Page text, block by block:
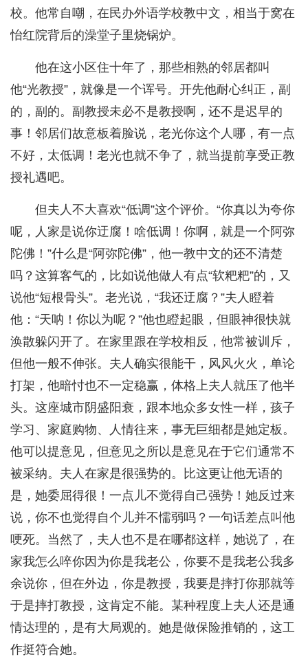
校。他常自嘲，在民办外语学校教中文，相当于窝在
怡红院背后的澡堂子里烧锅炉。
他在这小区住十年了，那些相熟的邻居都叫
他“光教授”，就像是一个诨号。开先他耐心纠正，副
的，副的。副教授未必不是教授啊，还不是迟早的
事！邻居们故意板着脸说，老光你这个人哪，有一点
不好，太低调！老光也就不争了，就当提前享受正教
授礼遇吧。
但夫人不大喜欢“低调”这个评价。“你真以为夸你
呢，人家是说你迂腐！啥低调！你啊，就是一个阿弥
陀佛！”什么是“阿弥陀佛”，他一教中文的还不清楚
吗？这算客气的，比如说他做人有点“软粑粑”的，又
说他“短根骨头”。老光说，“我还迂腐？”夫人瞪着
他：“天呐！你以为呢？”他也瞪起眼，但眼神很快就
涣散躲闪开了。在家里跟在学校相反，他常被训斥，
但他一般不伸张。夫人确实很能干，风风火火，单论
打架，他暗忖也不一定稳赢，体格上夫人就压了他半
头。这座城市阴盛阳衰，跟本地众多女性一样，孩子
学习、家庭购物、人情往来，事无巨细都是她定板。
他可以提意见，但意见之所以是意见在于它们通常不
被采纳。夫人在家是很强势的。比这更让他无语的
是，她委屈得很！一点儿不觉得自己强势！她反过来
说，你不也觉得自个儿并不懦弱吗？一句话差点叫他
哽死。当然了，夫人也不是在哪都这样，她说了，在
家我怎么啐你因为你是我老公，你要不是我老公我多
余说你，但在外边，你是教授，我要是摔打你那就等
于是摔打教授，这肯定不能。某种程度上夫人还是通
情达理的，是有大局观的。她是做保险推销的，这工
作挺符合她。